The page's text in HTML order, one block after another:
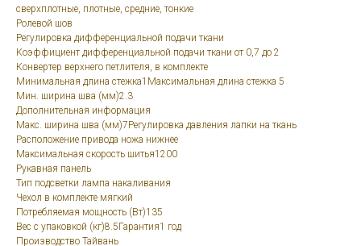
сверхплотные, плотные, средние, тонкие
Ролевой шов
Регулировка дифференциальной подачи ткани
Коэффициент дифференциальной подачи ткани от 0,7 до 2
Конвертер верхнего петлителя, в комплекте
Минимальная длина стежка1Максимальная длина стежка 5
Мин. ширина шва (мм)2.3
Дополнительная информация
Макс. ширина шва (мм)7Регулировка давления лапки на ткань
Расположение привода ножа нижнее
Максимальная скорость шитья1200
Рукавная панель
Тип подсветки лампа накаливания
Чехол в комплекте мягкий
Потребляемая мощность (Вт)135
Вес с упаковкой (кг)8.5Гарантия1 год
Производство Тайвань